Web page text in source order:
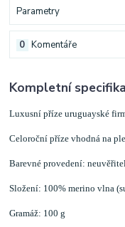
Parametry
Komentáře
0
Kompletní
Luxusní příze uruguayské
Celoroční příze vhodná na
Barevné provedení:
Složení: 100% merino vlna
Gramáž: 100 g